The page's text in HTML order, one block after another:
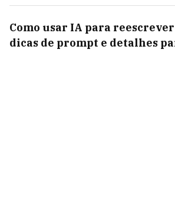
Como usar IA para
dicas de prompt e detalhes